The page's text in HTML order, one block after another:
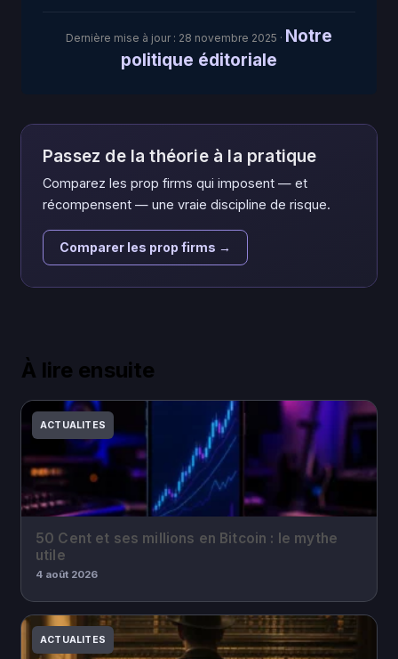
Dernière mise à jour : 28 novembre 2025 · Notre
politique éditoriale
Passez de la théorie à la pratique
Comparez les prop firms qui imposent — et
récompensent — une vraie discipline de risque.
Comparer les prop firms →
À lire ensuite
ACTUALITES
50 Cent et ses millions en Bitcoin : le mythe
utile
4 août 2026
ACTUALITES